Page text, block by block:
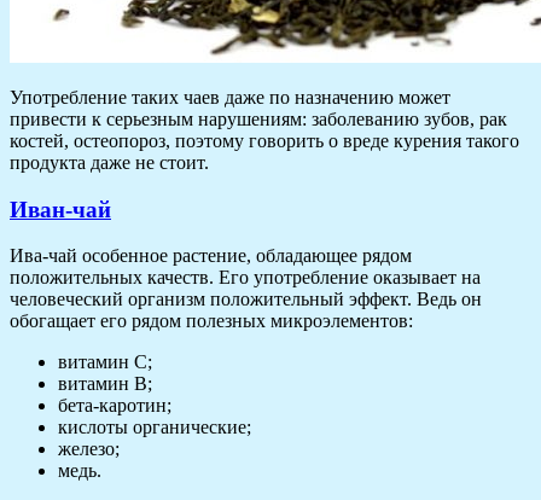
Употребление таких чаев даже по назначению может
привести к серьезным нарушениям: заболеванию зубов, рак
костей, остеопороз, поэтому говорить о вреде курения такого
продукта даже не стоит.
Иван-чай
Ива-чай особенное растение, обладающее рядом
положительных качеств. Его употребление оказывает на
человеческий организм положительный эффект. Ведь он
обогащает его рядом полезных микроэлементов:
витамин C;
витамин B;
бета-каротин;
кислоты органические;
железо;
медь.